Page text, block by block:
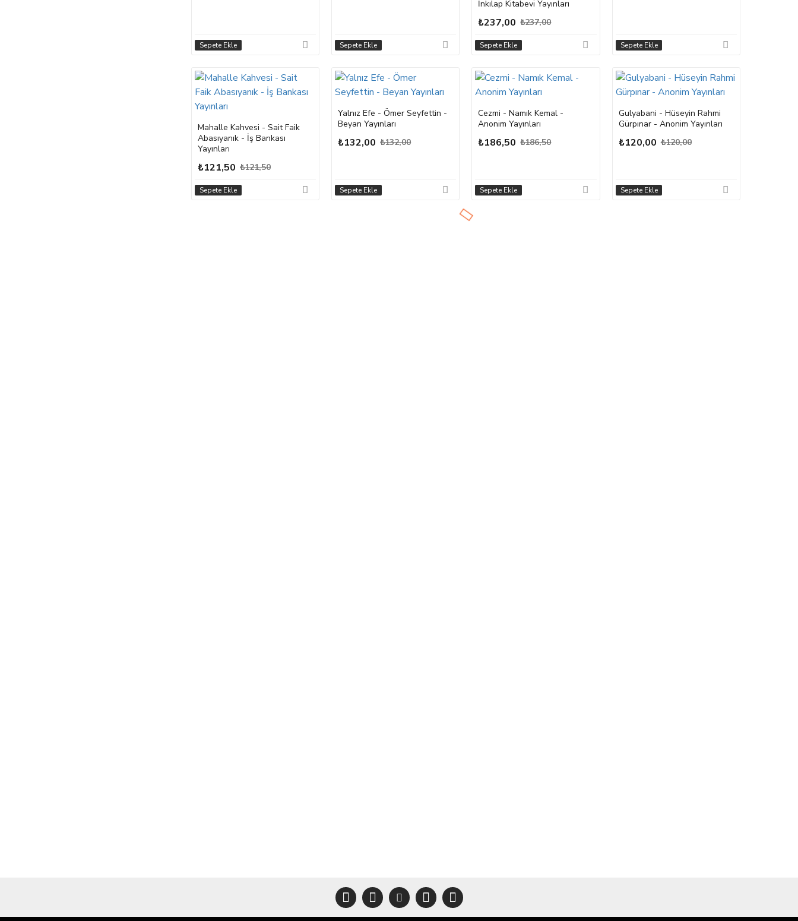
Sepete Ekle Sepete Ekle
İnkılap Kitabevi Yayınları
₺237,00 ₺237,00
Sepete Ekle Sepete Ekle
Mahalle Kahvesi - Sait Faik
Abasıyanık - İş Bankası
Yayınları
₺121,50 ₺121,50
Sepete Ekle
Yalnız Efe - Ömer Seyfettin -
Beyan Yayınları
₺132,00 ₺132,00
Sepete Ekle
Cezmi - Namık Kemal -
Anonim Yayınları
₺186,50 ₺186,50
Sepete Ekle
Gulyabani - Hüseyin Rahmi
Gürpınar - Anonim Yayınları
₺120,00 ₺120,00
Sepete Ekle